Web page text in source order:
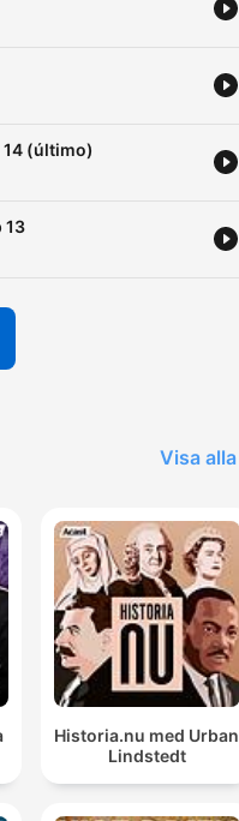
(último)
13
Visa alla
Historia.nu med Urban
Lindstedt